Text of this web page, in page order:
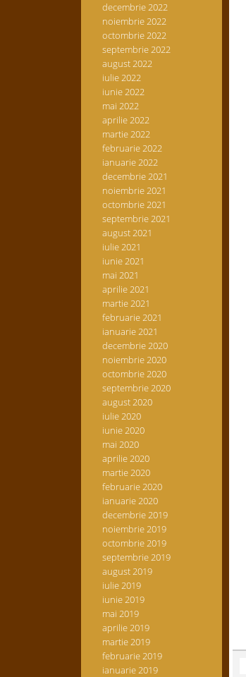
decembrie 2022
noiembrie 2022
octombrie 2022
septembrie 2022
august 2022
iulie 2022
iunie 2022
mai 2022
aprilie 2022
martie 2022
februarie 2022
ianuarie 2022
decembrie 2021
noiembrie 2021
octombrie 2021
septembrie 2021
august 2021
iulie 2021
iunie 2021
mai 2021
aprilie 2021
martie 2021
februarie 2021
ianuarie 2021
decembrie 2020
noiembrie 2020
octombrie 2020
septembrie 2020
august 2020
iulie 2020
iunie 2020
mai 2020
aprilie 2020
martie 2020
februarie 2020
ianuarie 2020
decembrie 2019
noiembrie 2019
octombrie 2019
septembrie 2019
august 2019
iulie 2019
iunie 2019
mai 2019
aprilie 2019
martie 2019
februarie 2019
ianuarie 2019